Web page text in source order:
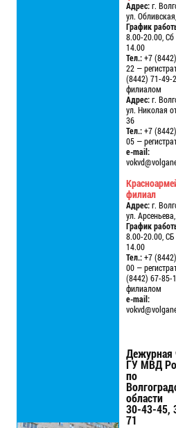
Адрес:г.
ул.
График
8.00-20.00, Сб
14.00
Тел.:+7
22 —
(8442) 71-49-
филиалом
Адрес:г.
ул. Николая
36
Тел.:+7
05 —
e-mail:
филиал
Адрес:г.
ул.
График
8.00-20.00, СБ
14.00
Тел.:+7
00 —
(8442) 67-85-
филиалом
e-mail:
Дежурная
ГУ МВД
по
области
30-43-45,
71